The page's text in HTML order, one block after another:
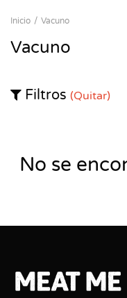
Inicio Vacuno
Vacuno
Filtros (Quitar)
No se